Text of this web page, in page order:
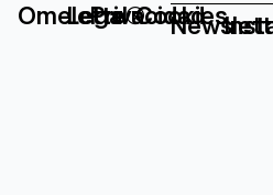
Omelette®
Legal
Privacidad
Cookies